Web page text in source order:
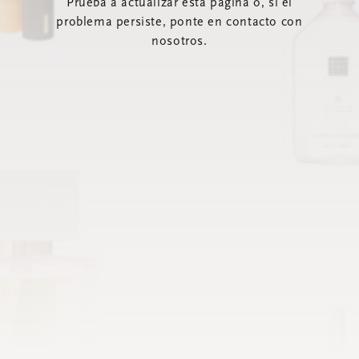
Prueba a actualizar esta página o, si el
problema persiste, ponte en contacto con
nosotros.